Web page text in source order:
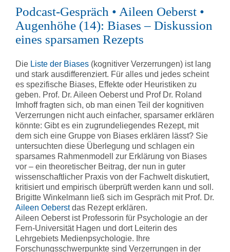
Kortizes Website
Podcast-Gespräch • Aileen Oeberst •
Augenhöhe (14): Biases – Diskussion
eines sparsamen Rezepts
Die Liste der Biases (kognitiver Verzerrungen) ist lang
und stark ausdifferenziert. Für alles und jedes scheint
es spezifische Biases, Effekte oder Heuristiken zu
geben. Prof. Dr. Aileen Oeberst und Prof Dr. Roland
Imhoff fragten sich, ob man einen Teil der kognitiven
Verzerrungen nicht auch einfacher, sparsamer erklären
könnte: Gibt es ein zugrundeliegendes Rezept, mit
dem sich eine Gruppe von Biases erklären lässt? Sie
untersuchten diese Überlegung und schlagen ein
sparsames Rahmenmodell zur Erklärung von Biases
vor – ein theoretischer Beitrag, der nun in guter
wissenschaftlicher Praxis von der Fachwelt diskutiert,
kritisiert und empirisch überprüft werden kann und soll.
Brigitte Winkelmann ließ sich im Gespräch mit Prof. Dr.
Aileen Oeberstdas Rezept erklären.
Aileen Oeberst ist Professorin für Psychologie an der
Fern-Universität Hagen und dort Leiterin des
Lehrgebiets Medienpsychologie. Ihre
Forschungsschwerpunkte sind Verzerrungen in der